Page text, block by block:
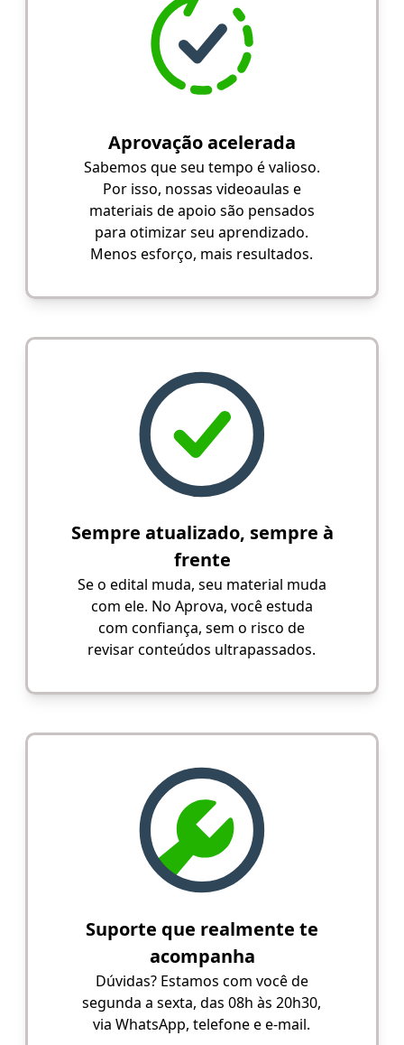
Aprovação acelerada
Sabemos que seu tempo é valioso.
Por isso, nossas videoaulas e
materiais de apoio são pensados
para otimizar seu aprendizado.
Menos esforço, mais resultados.
Sempre atualizado, sempre à
frente
Se o edital muda, seu material muda
com ele. No Aprova, você estuda
com confiança, sem o risco de
revisar conteúdos ultrapassados.
Suporte que realmente te
acompanha
Dúvidas? Estamos com você de
segunda a sexta, das 08h às 20h30,
via WhatsApp, telefone e e-mail.